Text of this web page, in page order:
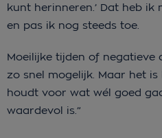
kunt herinneren.’ Dat heb
en pas ik nog steeds toe.
Moeilijke tijden of negatieve
zo snel mogelijk. Maar het
houdt voor wat wél goed
waardevol is.”